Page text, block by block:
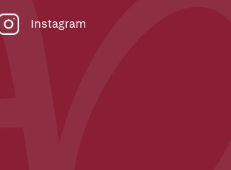
Instagram